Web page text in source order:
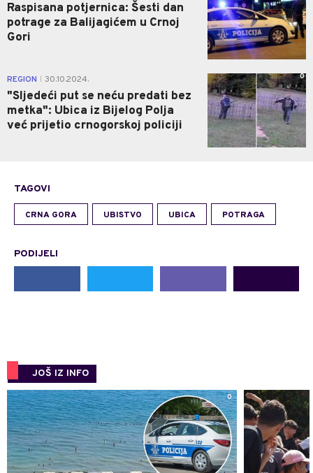
Raspisana potjernica: Šesti dan
potrage za Balijagićem u Crnoj
Gori
REGION 30.10.2024.
"Sljedeći put se neću predati bez
metka": Ubica iz Bijelog Polja
već prijetio crnogorskoj policiji
0
TAGOVI
CRNA GORA UBISTVO UBICA POTRAGA
PODIJELI
JOŠ IZ INFO
0